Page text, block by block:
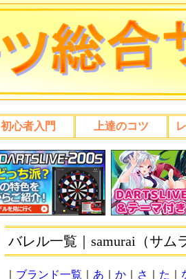
初心者入門 上達のコツ
バレル一覧｜samurai（サム
ブランド一覧 あ か さ た